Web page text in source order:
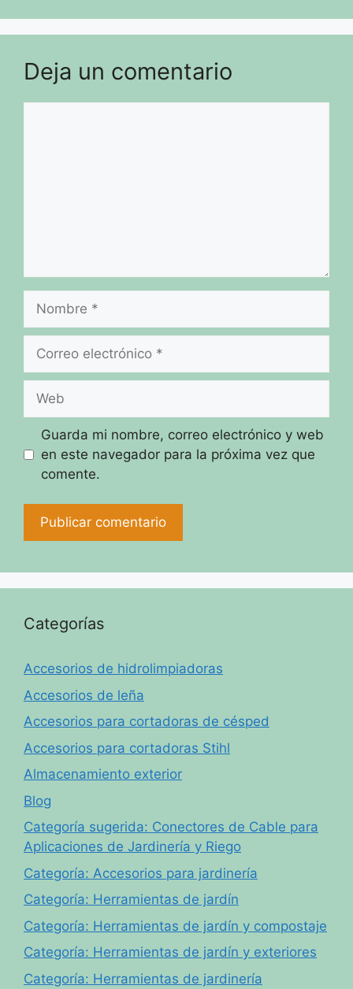
Deja un comentario
electrónico
Guarda mi nombre, correo electrónico y web
en este navegador para la próxima vez que
comente.
Categorías
Accesorios de hidrolimpiadoras
Accesorios de leña
Accesorios para cortadoras de césped
Accesorios para cortadoras Stihl
Almacenamiento exterior
Blog
Categoría sugerida: Conectores de Cable para
Aplicaciones de Jardinería y Riego
Categoría: Accesorios para jardinería
Categoría: Herramientas de jardín
Categoría: Herramientas de jardín y compostaje
Categoría: Herramientas de jardín y exteriores
Categoría: Herramientas de jardinería